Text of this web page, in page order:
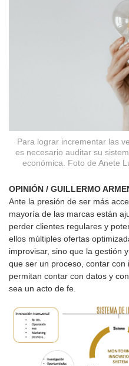
Para lograr incrementar las
es necesario auditar su
económica. Foto de Anete
OPINIÓN / GUILLERMO
Ante la presión de ser más
mayoría de las marcas están
perder clientes regulares y
ellos múltiples ofertas
improvisar, sino que la gestión
que ser un proceso, contar
permitan contar con datos y
sea un acto de fe.